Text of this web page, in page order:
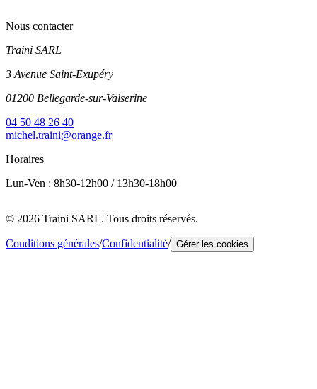
Nous contacter
Traini SARL
3 Avenue Saint-Exupéry
01200 Bellegarde-sur-Valserine
04 50 48 26 40
michel.traini@orange.fr
Horaires
Lun-Ven : 8h30-12h00 / 13h30-18h00
© 2026 Traini SARL. Tous droits réservés.
Conditions générales/Confidentialité/ Gérer les cookies